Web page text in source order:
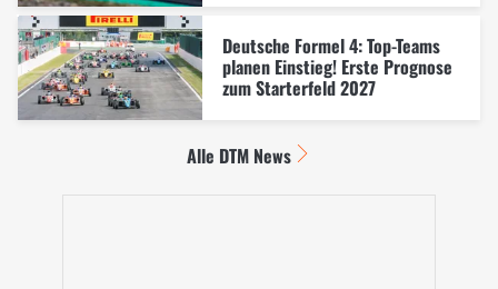
Deutsche Formel 4: Top-Teams
planen Einstieg! Erste Prognose
zum Starterfeld 2027
Alle DTM News